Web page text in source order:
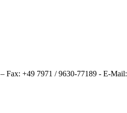
Fax: +49 7971 / 9630-77189 - E-Mail: